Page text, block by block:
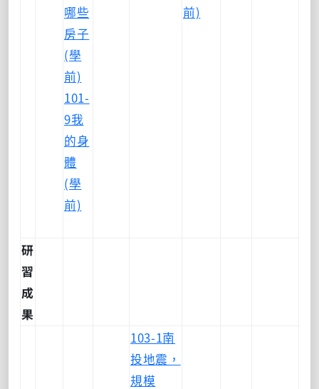
哪些
房子
(學
前)
101-
9我
的身
體
(學
前)
前)
研
習
成
果
103-1南
投地震，
規模